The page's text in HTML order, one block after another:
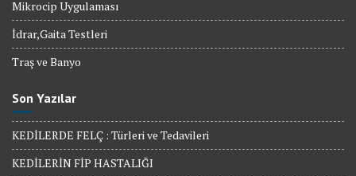
Mikrocip Uygulaması
İdrar,Gaita Testleri
Traş ve Banyo
Son Yazılar
KEDİLERDE FELÇ : Türleri ve Tedavileri
KEDİLERİN FİP HASTALIĞI